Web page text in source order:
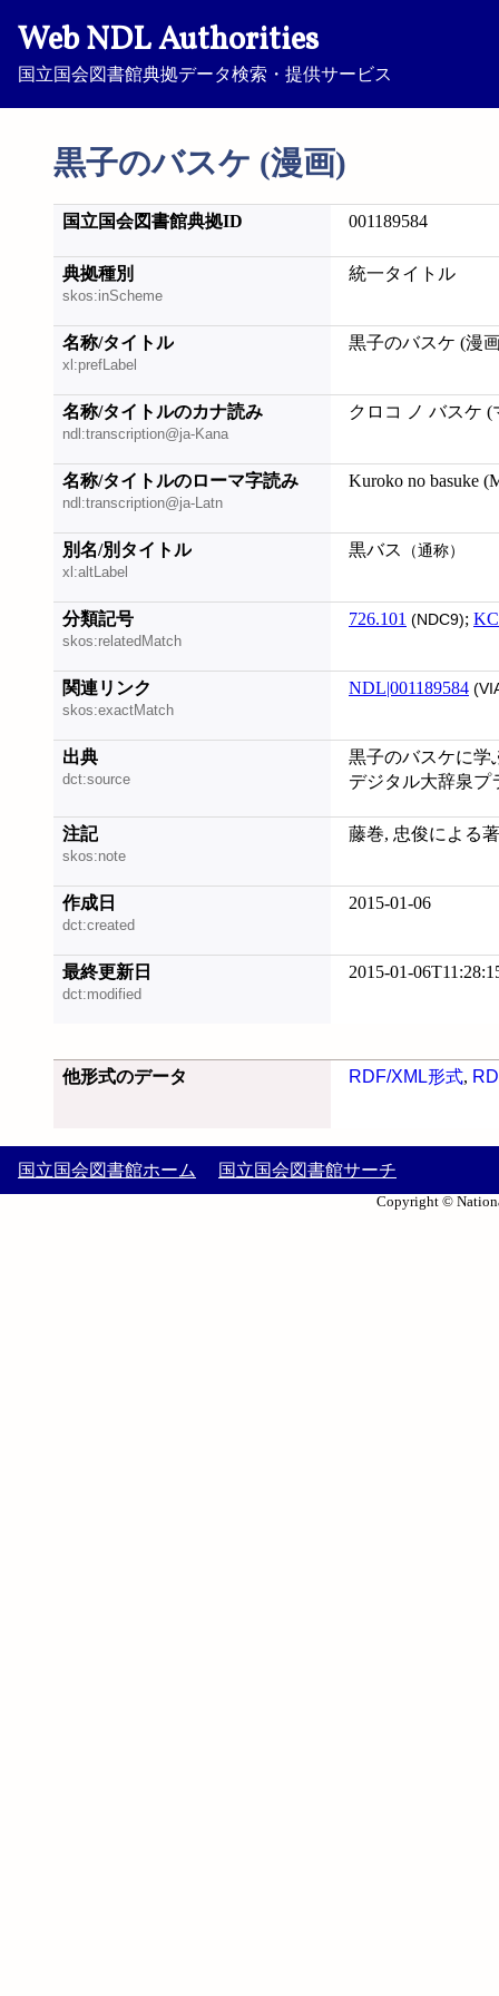
Web NDL Authorities
国立国会図書館典拠データ検索・提供サービス
黒子のバスケ (漫画)
国立国会図書館典拠ID 001189584
典拠種別
skos:inScheme
統一タイトル
名称/タイトル
xl:prefLabel
黒子のバスケ (漫
名称/タイトルのカナ読み
ndl:transcription@ja-Kana
クロコ ノ バスケ (
名称/タイトルのローマ字読み
ndl:transcription@ja-Latn
Kuroko no basuke
別名/別タイトル
xl:altLabel
黒バス （通称）
分類記号
skos:relatedMatch
726.101 (NDC9);
関連リンク
skos:exactMatch
NDL|001189584
出典
dct:source
黒子のバスケに学
デジタル大辞泉プ
注記
skos:note
藤巻, 忠俊による
作成日
dct:created
2015-01-06
最終更新日
dct:modified
2015-01-
他形式のデータ RDF/XML形式,
国立国会図書館ホーム 国立国会図書館サーチ
Copyright ©